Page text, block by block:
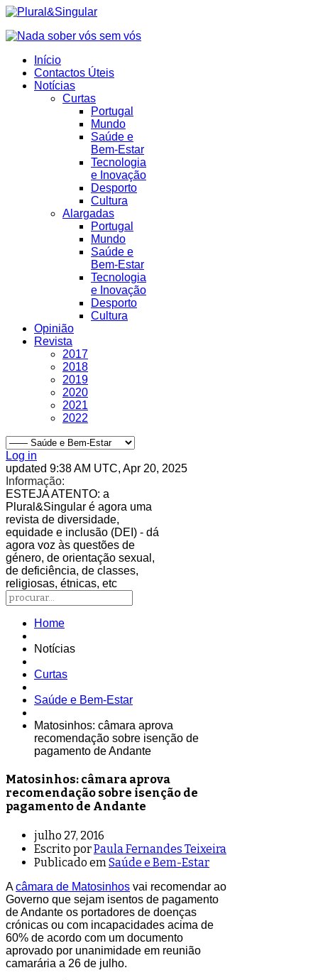
Início
Contactos Úteis
Notícias
Curtas
Portugal
Mundo
Saúde e
Bem-Estar
Tecnologia
e Inovação
Desporto
Cultura
Alargadas
Portugal
Mundo
Saúde e
Bem-Estar
Tecnologia
e Inovação
Desporto
Cultura
Opinião
Revista
2017
2018
2019
2020
2021
2022
Log in
updated 9:38 AM UTC, Apr 20, 2025
Informação:
ESTEJA ATENTO: a
Plural&Singular é agora uma
revista de diversidade,
equidade e inclusão (DEI) - dá
agora voz às questões de
género, de orientação sexual,
de deficiência, de classes,
religiosas, étnicas, etc
Home
Notícias
Curtas
Saúde e Bem-Estar
Matosinhos: câmara aprova
recomendação sobre isenção de
pagamento de Andante
Matosinhos: câmara aprova
recomendação sobre isenção de
pagamento de Andante
julho 27, 2016
Escrito porPaula Fernandes Teixeira
Publicado em Saúde e Bem-Estar
Acâmara de Matosinhos vai recomendar ao
Governo que sejam isentos de pagamento
de Andante os portadores de doenças
crónicas ou com incapacidades acima de
60% de acordo com um documento
aprovado por unanimidade em reunião
camarária a 26 de julho.